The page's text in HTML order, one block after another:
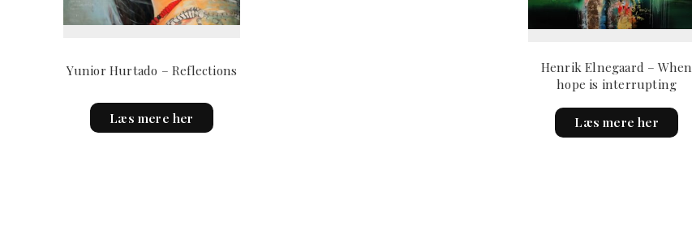
Yunior Hurtado – Reflections
Læs mere her
Henrik Elnegaard – When
hope is interrupting
Læs mere her